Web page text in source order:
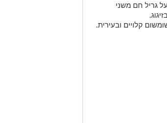
גריל חם משני
קלויים ובעירית.